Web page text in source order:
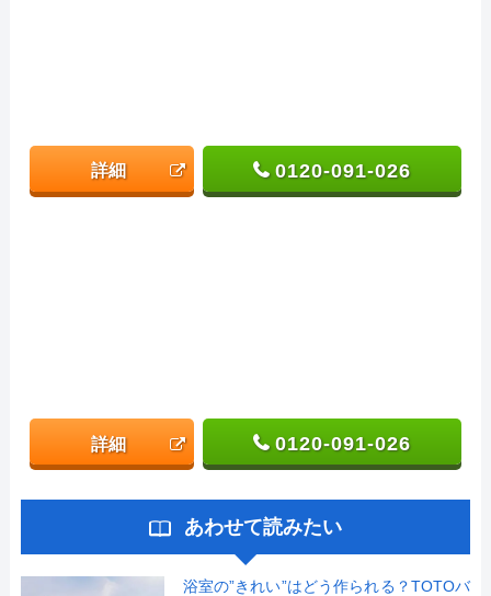
詳細 0120-091-026
詳細 0120-091-026
あわせて読みたい
浴室の”きれい”はどう作られる？TOTOバ